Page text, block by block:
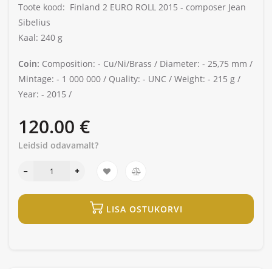
Toote kood: Finland 2 EURO ROLL 2015 - composer Jean
Sibelius
Kaal: 240 g
Coin: Composition: - Cu/Ni/Brass / Diameter: - 25,75 mm /
Mintage: - 1 000 000 / Quality: - UNC / Weight: - 215 g /
Year: - 2015 /
120.00 €
Leidsid odavamalt?
LISA OSTUKORVI